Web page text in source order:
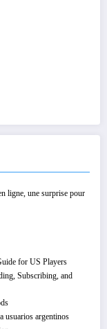
ligne, une surprise pour
for US Players
Subscribing, and
usuarios argentinos